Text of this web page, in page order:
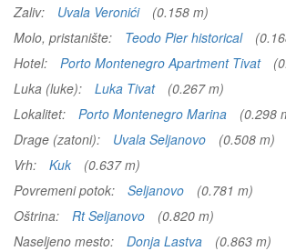
Zaliv:
Uvala Veronići
(0.158 m)
Molo, pristanište:
Teodo Pier historical
Hotel:
Porto Montenegro Apartment Tivat
Luka (luke):
Luka Tivat
(0.267 m)
Lokalitet:
Porto Montenegro Marina
(0.298
Drage (zatoni):
Uvala Seljanovo
(0.508 m)
Vrh:
Kuk
(0.637 m)
Povremeni potok:
Seljanovo
(0.781 m)
Oštrina:
Rt Seljanovo
(0.820 m)
Naseljeno mesto:
Donja Lastva (0.863 m)